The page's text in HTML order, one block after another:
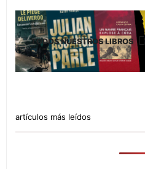
TODOS NUESTROS LIBROS
artículos más leídos